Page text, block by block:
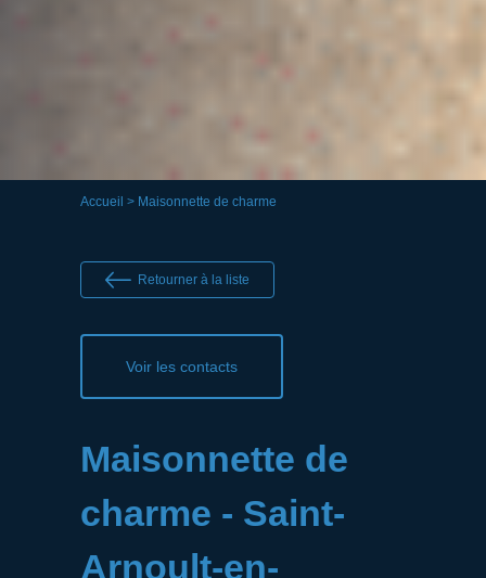
Accueil > Maisonnette de charme
Retourner à la liste
Voir les contacts
Maisonnette de
charme - Saint-
Arnoult-en-